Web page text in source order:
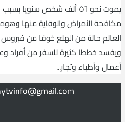
يموت نحو ٥٦ ألف شخص سنويا
مكافحة الأمراض والوقاية منها
العالم حالة من الهلع خوفا من
ويفسد خططا كثيرة للسفر من أفراد
أعمال وأطباء وتجار...